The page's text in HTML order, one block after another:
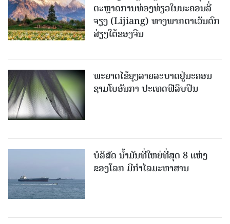
ຕະຫຼາດການທ່ອງທ່ຽວໃນນະຄອນລີ່
ຈຽງ (Lijiang) ທາງພາກຕາເວັນຕົກ
ສ່ຽງໃຕ້ຂອງຈີນ
ພະຍາດໄຂ້ຍຸງລາຍລະບາດຢູ່ນະຄອນ
ຊາມໂບ​ອັນກາ ປະເທດຟີລິບປິນ
ບໍລິສັດ ນ້ຳມັນທີ່ໃຫຍ່ທີ່ສຸດ 8 ແຫ່ງ
ຂອງໂລກ ມີກຳໄລມະຫາສານ